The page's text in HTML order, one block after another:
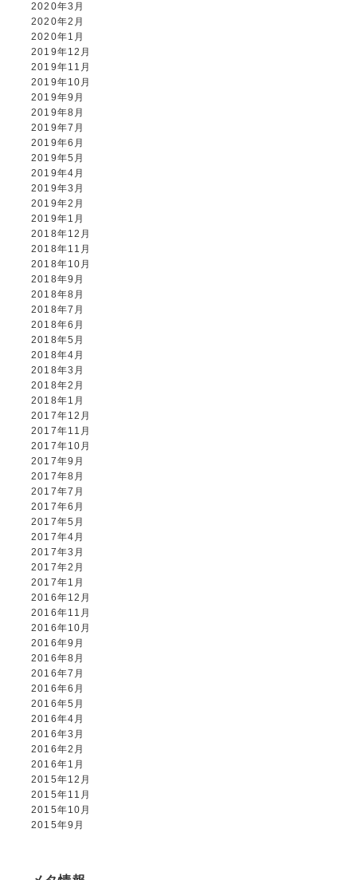
2020年3月
2020年2月
2020年1月
2019年12月
2019年11月
2019年10月
2019年9月
2019年8月
2019年7月
2019年6月
2019年5月
2019年4月
2019年3月
2019年2月
2019年1月
2018年12月
2018年11月
2018年10月
2018年9月
2018年8月
2018年7月
2018年6月
2018年5月
2018年4月
2018年3月
2018年2月
2018年1月
2017年12月
2017年11月
2017年10月
2017年9月
2017年8月
2017年7月
2017年6月
2017年5月
2017年4月
2017年3月
2017年2月
2017年1月
2016年12月
2016年11月
2016年10月
2016年9月
2016年8月
2016年7月
2016年6月
2016年5月
2016年4月
2016年3月
2016年2月
2016年1月
2015年12月
2015年11月
2015年10月
2015年9月